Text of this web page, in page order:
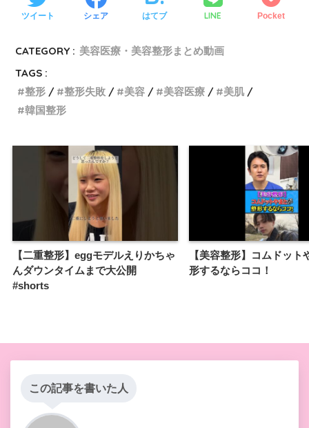
ツイート シェア はてブ LINE Pocket
CATEGORY : 美容医療・美容整形まとめ動画
TAGS :
整形
整形失敗 美容 美容医療
美肌
韓国整形
【二重整形】eggモデルえりかちゃ
んダウンタイムまで大公開
#shorts
【美容整形】コムドット
形するならココ！
この記事を書いた人